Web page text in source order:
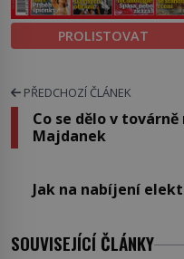
PROLISTOVAT
PŘEDCHOZÍ ČLÁNEK
Co se dělo v
Majdanek
Jak na nabíjení
SOUVISEJÍCÍ ČLÁNKY